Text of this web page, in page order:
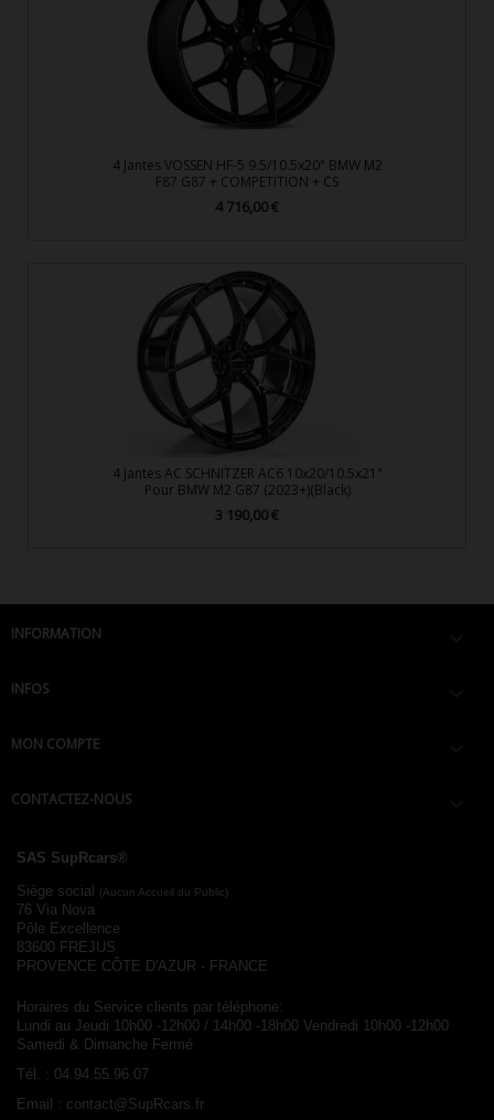
4 Jantes VOSSEN HF-5 9.5/10.5x20" BMW M2
F87 G87 + COMPETITION + CS
Prix
4 716,00 €
4 Jantes AC SCHNITZER AC6 10x20/10.5x21"
Pour BMW M2 G87 (2023+)(Black)
Prix
3 190,00 €
INFORMATION
INFOS
MON COMPTE
CONTACTEZ-NOUS
SAS SupRcars®
Siège social
(Aucun Accueil du Public)
76 Via Nova
Pôle Excellence
83600 FREJUS
PROVENCE CÔTE D'AZUR - FRANCE
Horaires du Service clients par téléphone:
Lundi au Jeudi 10h00 -12h00 / 14h00 -18h00 Vendredi 10h00 -12h00
Samedi & Dimanche Fermé
Tél. : 04.94.55.96.07
Email : contact@SupRcars.fr